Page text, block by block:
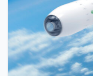
Şifre
Beni Hatırla